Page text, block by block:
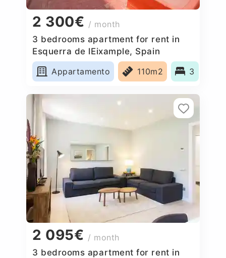
2 300€ / month
3 bedrooms apartment for rent in
Esquerra de lEixample, Spain
Appartamento
110m2 3
2 095€ / month
3 bedrooms apartment for rent in